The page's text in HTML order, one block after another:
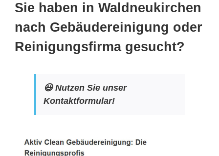
Sie haben in Waldneukirchen
nach Gebäudereinigung oder
Reinigungsfirma gesucht?
😃 Nutzen Sie unser
Kontaktformular!